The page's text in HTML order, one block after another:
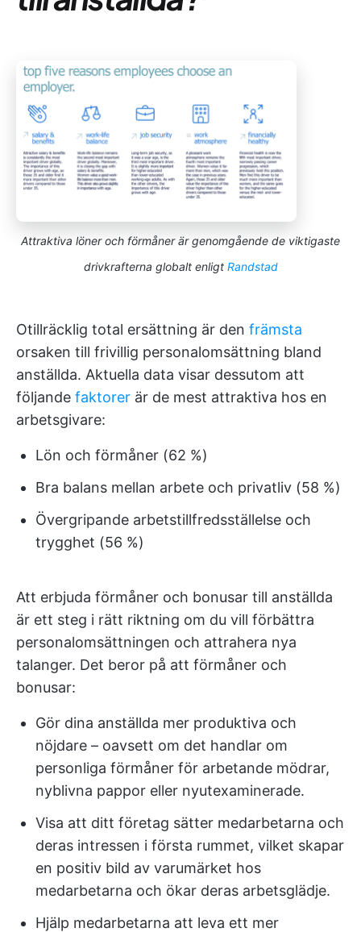
Attraktiva löner och förmåner är genomgående de viktigaste
drivkrafterna globalt enligt Randstad
Otillräcklig total ersättning är den främsta
orsaken till frivillig personalomsättning bland
anställda. Aktuella data visar dessutom att
följande faktorer är de mest attraktiva hos en
arbetsgivare:
Lön och förmåner (62 %)
Bra balans mellan arbete och privatliv (58 %)
Övergripande arbetstillfredsställelse och
trygghet (56 %)
Att erbjuda förmåner och bonusar till anställda
är ett steg i rätt riktning om du vill förbättra
personalomsättningen och attrahera nya
talanger. Det beror på att förmåner och
bonusar:
Gör dina anställda mer produktiva och
nöjdare – oavsett om det handlar om
personliga förmåner för arbetande mödrar,
nyblivna pappor eller nyutexaminerade.
Visa att ditt företag sätter medarbetarna och
deras intressen i första rummet, vilket skapar
en positiv bild av varumärket hos
medarbetarna och ökar deras arbetsglädje.
Hjälp medarbetarna att leva ett mer